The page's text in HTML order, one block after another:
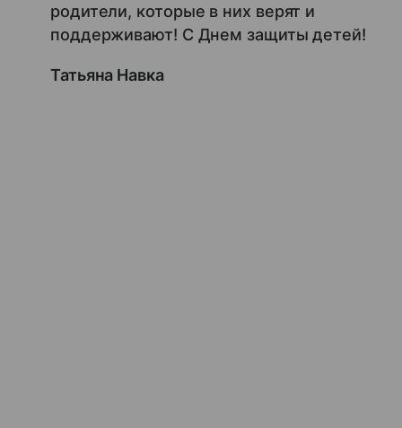
родители, которые в них верят и
поддерживают! С Днем защиты детей!
Татьяна Навка